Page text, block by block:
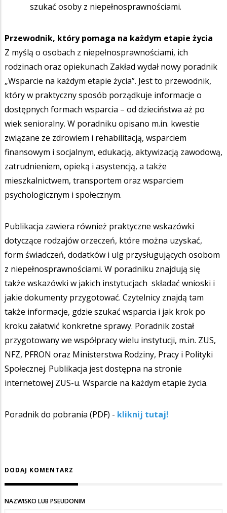
szukać osoby z niepełnosprawnościami.
Przewodnik, który pomaga na każdym etapie życia
Z myślą o osobach z niepełnosprawnościami, ich
rodzinach oraz opiekunach Zakład wydał nowy poradnik
„Wsparcie na każdym etapie życia”. Jest to przewodnik,
który w praktyczny sposób porządkuje informacje o
dostępnych formach wsparcia – od dzieciństwa aż po
wiek senioralny. W poradniku opisano m.in. kwestie
związane ze zdrowiem i rehabilitacją, wsparciem
finansowym i socjalnym, edukacją, aktywizacją zawodową,
zatrudnieniem, opieką i asystencją, a także
mieszkalnictwem, transportem oraz wsparciem
psychologicznym i społecznym.
Publikacja zawiera również praktyczne wskazówki
dotyczące rodzajów orzeczeń, które można uzyskać,
form świadczeń, dodatków i ulg przysługujących osobom
z niepełnosprawnościami. W poradniku znajdują się
także wskazówki w jakich instytucjach składać wnioski i
jakie dokumenty przygotować. Czytelnicy znajdą tam
także informacje, gdzie szukać wsparcia i jak krok po
kroku załatwić konkretne sprawy. Poradnik został
przygotowany we współpracy wielu instytucji, m.in. ZUS,
NFZ, PFRON oraz Ministerstwa Rodziny, Pracy i Polityki
Społecznej. Publikacja jest dostępna na stronie
internetowej ZUS-u. Wsparcie na każdym etapie życia.
Poradnik do pobrania (PDF) - kliknij tutaj!
DODAJ KOMENTARZ
NAZWISKO LUB PSEUDONIM